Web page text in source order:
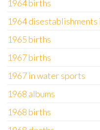
1964 births
1964 disestablishments
1965 births
1967 births
1967 in water sports
1968 albums
1968 births